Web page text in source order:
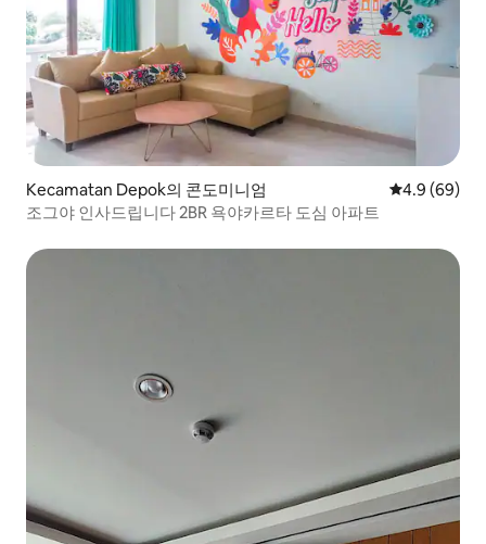
Kecamatan Depok의 콘도미니엄 평점 4.9점(5
4.9 (69)
조그야 인사드립니다 2BR 욕야카르타 도심 아파트